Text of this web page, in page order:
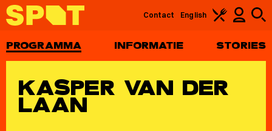
PROGRAMMA INFORMATIE STORIES
Contact English
KASPER VAN DER
LAAN